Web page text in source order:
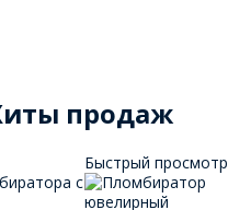
продаж
Быстрый просмотр